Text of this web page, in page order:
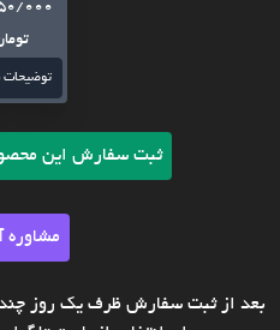
000
توضیحات
ثبت سفارش این
مشاوره
بعد از ثبت سفارش ظرف یک روز